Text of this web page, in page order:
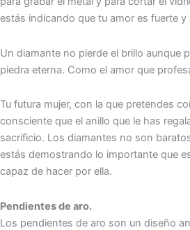
estás indicando que tu amor es fuerte y
Un diamante no pierde el brillo aunque
piedra eterna. Como el amor que
Tu futura mujer, con la que pretendes
consciente que el anillo que le has
sacrificio. Los diamantes no son
estás demostrando lo importante que
capaz de hacer por ella.
Pendientes de aro.
Los pendientes de aro son un diseño